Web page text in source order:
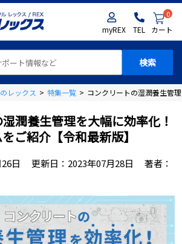
myREX TEL
0
カート
レックス > 特集一覧 > コンクリートの湿潤養生管
潤養生管理を大幅に効率化！
ご紹介【令和最新版】
日 更新日： 2023年07月28日
著者：